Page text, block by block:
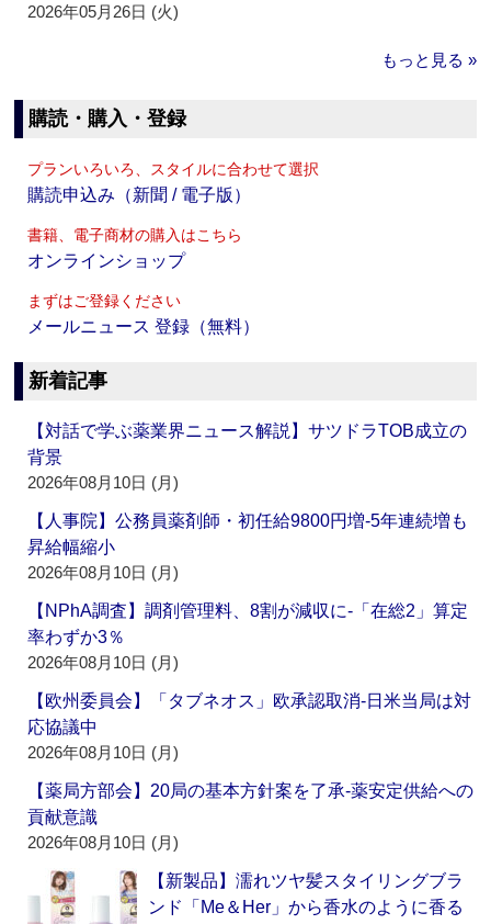
2026年05月26日 (火)
もっと見る »
購読・購入・登録
プランいろいろ、スタイルに合わせて選択
購読申込み（新聞 / 電子版）
書籍、電子商材の購入はこちら
オンラインショップ
まずはご登録ください
メールニュース 登録（無料）
新着記事
【対話で学ぶ薬業界ニュース解説】サツドラTOB成立の
背景
2026年08月10日 (月)
【人事院】公務員薬剤師・初任給9800円増‐5年連続増も
昇給幅縮小
2026年08月10日 (月)
【NPhA調査】調剤管理料、8割が減収に‐「在総2」算定
率わずか3％
2026年08月10日 (月)
【欧州委員会】「タブネオス」欧承認取消‐日米当局は対
応協議中
2026年08月10日 (月)
【薬局方部会】20局の基本方針案を了承‐薬安定供給への
貢献意識
2026年08月10日 (月)
【新製品】濡れツヤ髪スタイリングブラ
ンド「Me＆Her」から香水のように香る